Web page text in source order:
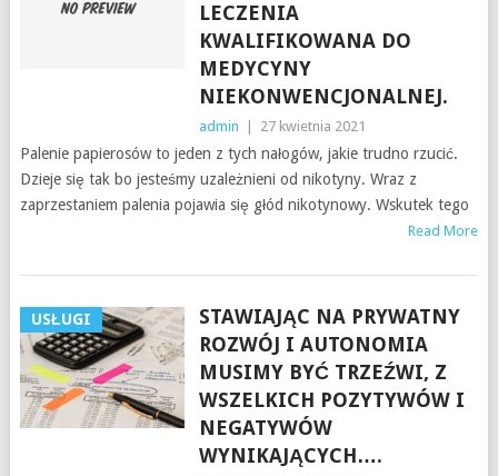
LECZENIA
KWALIFIKOWANA DO
MEDYCYNY
NIEKONWENCJONALNEJ.
admin 27 kwietnia 2021
Palenie papierosów to jeden z tych nałogów, jakie trudno rzucić.
Dzieje się tak bo jesteśmy uzależnieni od nikotyny. Wraz z
zaprzestaniem palenia pojawia się głód nikotynowy. Wskutek tego
Read More
USŁUGI
STAWIAJĄC NA PRYWATNY
ROZWÓJ I AUTONOMIA
MUSIMY BYĆ TRZEŹWI, Z
WSZELKICH POZYTYWÓW I
NEGATYWÓW
WYNIKAJĄCYCH….